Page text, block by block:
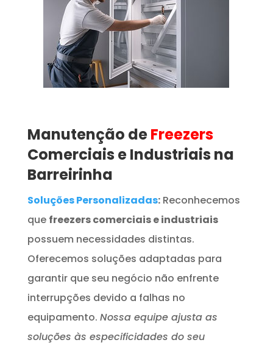
Manutenção deFreezers
Comerciais e Industriais na
Barreirinha
Soluções Personalizadas:Reconhecemos
que freezers comerciais e industriais
possuem necessidades distintas.
Oferecemos soluções adaptadas para
garantir que seu negócio não enfrente
interrupções devido a falhas no
equipamento. Nossa equipe ajusta as
soluções às especificidades do seu